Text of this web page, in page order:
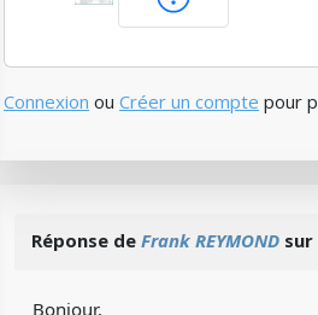
Connexion ou Créer un compte pour
Réponse de Frank REYMOND sur
Bonjour,